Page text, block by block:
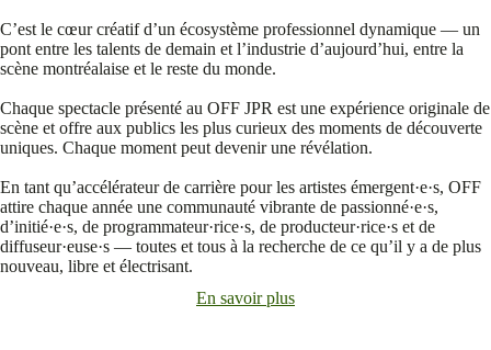
C’est le cœur créatif d’un écosystème professionnel dynamique — un
pont entre les talents de demain et l’industrie d’aujourd’hui, entre la
scène montréalaise et le reste du monde.
Chaque spectacle présenté au OFF JPR est une expérience originale de
scène et offre aux publics les plus curieux des moments de découverte
uniques. Chaque moment peut devenir une révélation.
En tant qu’accélérateur de carrière pour les artistes émergent·e·s, OFF
attire chaque année une communauté vibrante de passionné·e·s,
d’initié·e·s, de programmateur·rice·s, de producteur·rice·s et de
diffuseur·euse·s — toutes et tous à la recherche de ce qu’il y a de plus
nouveau, libre et électrisant.
En savoir plus